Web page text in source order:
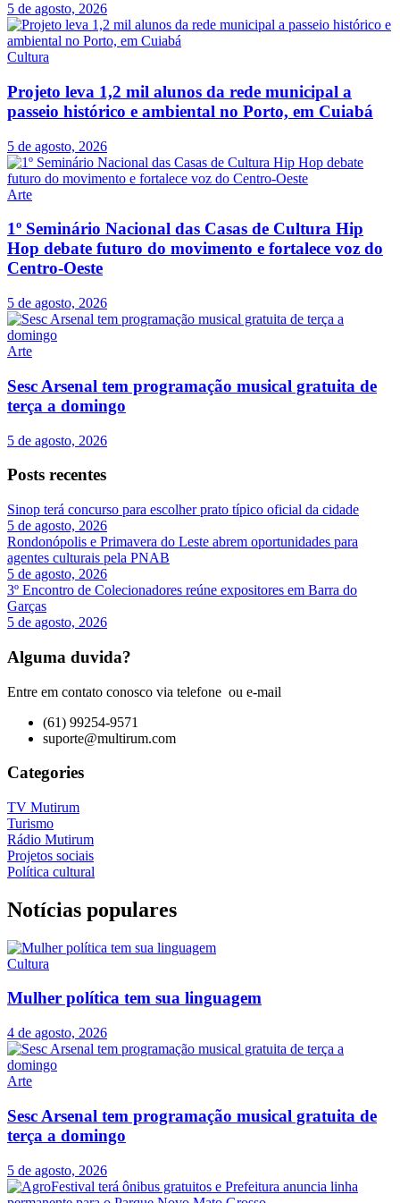
5 de agosto, 2026
Cultura
Projeto leva 1,2 mil alunos da rede municipal a
passeio histórico e ambiental no Porto, em Cuiabá
5 de agosto, 2026
Arte
1º Seminário Nacional das Casas de Cultura Hip
Hop debate futuro do movimento e fortalece voz do
Centro-Oeste
5 de agosto, 2026
Arte
Sesc Arsenal tem programação musical gratuita de
terça a domingo
5 de agosto, 2026
Posts recentes
Sinop terá concurso para escolher prato típico oficial da cidade
5 de agosto, 2026
Rondonópolis e Primavera do Leste abrem oportunidades para
agentes culturais pela PNAB
5 de agosto, 2026
3º Encontro de Colecionadores reúne expositores em Barra do
Garças
5 de agosto, 2026
Alguma duvida?
Entre em contato conosco via telefone ou e-mail
(61) 99254-9571
suporte@multirum.com
Categories
TV Mutirum
Turismo
Rádio Mutirum
Projetos sociais
Política cultural
Notícias populares
Cultura
Mulher política tem sua linguagem
4 de agosto, 2026
Arte
Sesc Arsenal tem programação musical gratuita de
terça a domingo
5 de agosto, 2026